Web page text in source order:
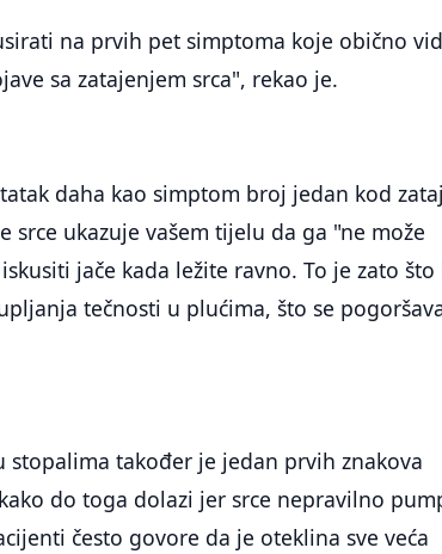
na prvih pet simptoma koje obično
sa zatajenjem srca", rekao je.
daha kao simptom broj jedan kod
srce ukazuje vašem tijelu da ga "ne može
jače kada ležite ravno. To je zato što
tečnosti u plućima, što se
stopalima također je jedan prvih znakova
do toga dolazi jer srce nepravilno
često govore da je oteklina sve veća